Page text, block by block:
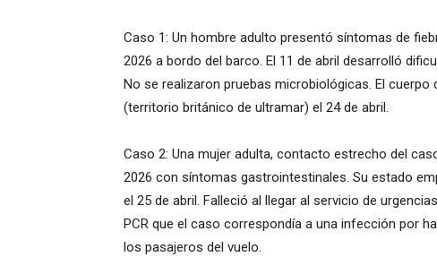
Caso 1: Un hombre adulto presentó síntomas de
2026 a bordo del barco. El 11 de abril desarrolló
No se realizaron pruebas microbiológicas. El
(territorio británico de ultramar) el 24 de abril.
Caso 2: Una mujer adulta, contacto estrecho del
2026 con síntomas gastrointestinales. Su estado
el 25 de abril. Falleció al llegar al servicio de
PCR que el caso correspondía a una infección por
los pasajeros del vuelo.